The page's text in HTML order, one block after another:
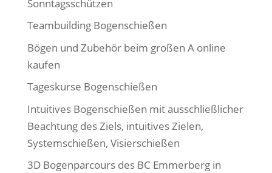
Sonntagsschützen
Teambuilding Bogenschießen
Bögen und Zubehör beim großen A online
kaufen
Tageskurse Bogenschießen
Intuitives Bogenschießen mit ausschließlicher
Beachtung des Ziels, intuitives Zielen,
Systemschießen, Visierschießen
3D Bogenparcours des BC Emmerberg in